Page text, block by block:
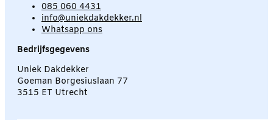
085 060 4431
info@uniekdakdekker.nl
Whatsapp ons
Bedrijfsgegevens
Uniek Dakdekker
Goeman Borgesiuslaan 77
3515 ET Utrecht